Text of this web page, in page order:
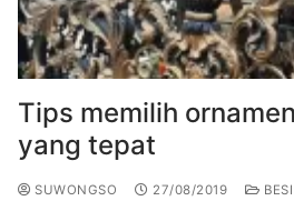
Tips memilih
yang tepat
SUWONGSO 27/08/2019